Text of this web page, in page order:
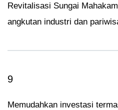
Revitalisasi Sungai
angkutan industri dan
9
Memudahkan investasi